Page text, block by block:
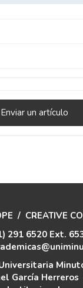
Enviar un artículo
/ CREATIVE
291 6520 Ext.
García Herreros